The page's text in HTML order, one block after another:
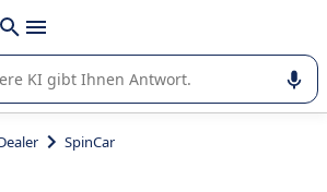
Zeilen mit
Sie bei der Nutzung oder Auswahl
Unternehmen.
SpinCar